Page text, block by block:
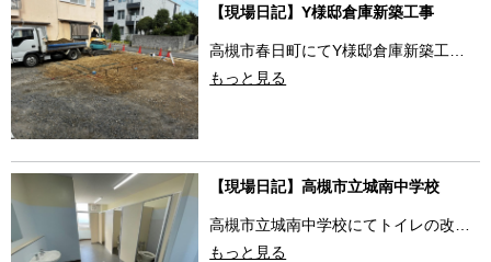
【現場日記】Y様邸倉庫新築工事
高槻市春日町にてY様邸倉庫新築工…
もっと見る
【現場日記】高槻市立城南中学校
高槻市立城南中学校にてトイレの改…
もっと見る